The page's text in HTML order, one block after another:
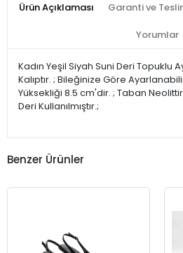
Ürün Açıklaması Garanti ve
Yorumlar
Kadın Yeşil Siyah Suni Deri Topuklu
Kalıptır. ; Bileğinize Göre
Yüksekliği 8.5 cm'dir. ; Taban Neolittir.
Deri Kullanılmıştır.;
Benzer Ürünler